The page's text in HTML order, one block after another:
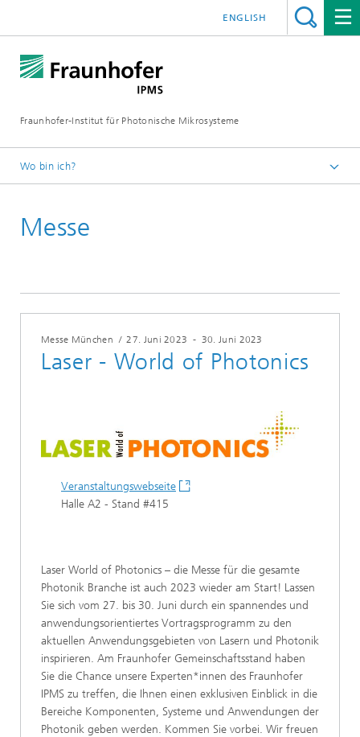
Fraunhofer-Institut für Photonische Mikrosysteme
ENGLISH
Wo bin ich?
Messe
Messe München /27. Juni 2023 - 30. Juni 2023
Laser - World of Photonics
Veranstaltungswebseite
Halle A2 - Stand #415
Laser World of Photonics – die Messe für die gesamte
Photonik Branche ist auch 2023 wieder am Start! Lassen
Sie sich vom 27. bis 30. Juni durch ein spannendes und
anwendungsorientiertes Vortragsprogramm zu den
aktuellen Anwendungsgebieten von Lasern und Photonik
inspirieren. Am Fraunhofer Gemeinschaftsstand haben
Sie die Chance unsere Experten*innen des Fraunhofer
IPMS zu treffen, die Ihnen einen exklusiven Einblick in die
Bereiche Komponenten, Systeme und Anwendungen der
Photonik geben werden. Kommen Sie vorbei. Wir freuen